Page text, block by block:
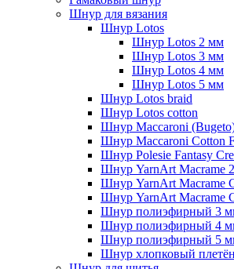
Шнур для вязания
Шнур Lotos
Шнур Lotos 2 мм
Шнур Lotos 3 мм
Шнур Lotos 4 мм
Шнур Lotos 5 мм
Шнур Lotos braid
Шнур Lotos cotton
Шнур Maccaroni
Шнур Maccaroni Cotton
Шнур Polesie Fantasy
Шнур YarnArt Macrame
Шнур YarnArt Macrame
Шнур YarnArt Macrame
Шнур полиэфирный 3
Шнур полиэфирный 4
Шнур полиэфирный 5
Шнур хлопковый